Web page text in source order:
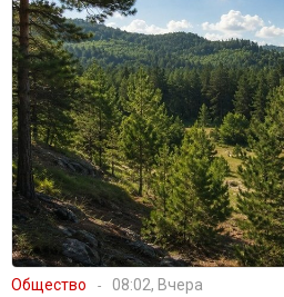
Общество 08:02, Вчера